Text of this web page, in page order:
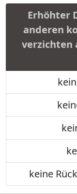
Erhöhter
anderen
verzichten
keine